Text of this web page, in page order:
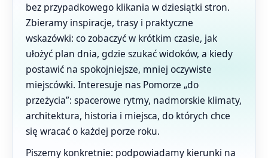
bez przypadkowego klikania w dziesiątki stron.
Zbieramy inspiracje, trasy i praktyczne
wskazówki: co zobaczyć w krótkim czasie, jak
ułożyć plan dnia, gdzie szukać widoków, a kiedy
postawić na spokojniejsze, mniej oczywiste
miejscówki. Interesuje nas Pomorze „do
przeżycia”: spacerowe rytmy, nadmorskie klimaty,
architektura, historia i miejsca, do których chce
się wracać o każdej porze roku.
Piszemy konkretnie: podpowiadamy kierunki na